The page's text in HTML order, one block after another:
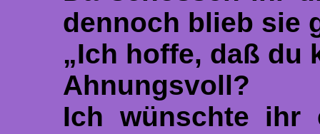
dennoch blieb sie
„Ich hoffe, daß du
Ahnungsvoll?
Ich wünschte ihr